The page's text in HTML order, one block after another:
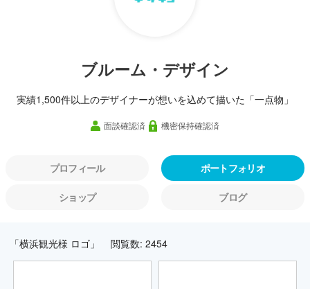
ブルーム・デザイン
実績1,500件以上のデザイナーが想いを込めて描いた「一点物」
面談確認済 機密保持確認済
プロフィール ポートフォリオ
ショップ ブログ
「横浜観光様 ロゴ」 閲覧数: 2454